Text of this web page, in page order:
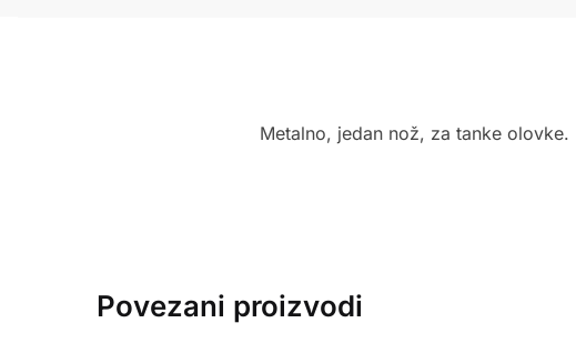
Metalno, jedan nož, za tanke olovke.
Povezani proizvodi